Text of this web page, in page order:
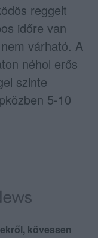
reggelt
időre van
várható. A
néhol erős
szinte
5-10
kövessen